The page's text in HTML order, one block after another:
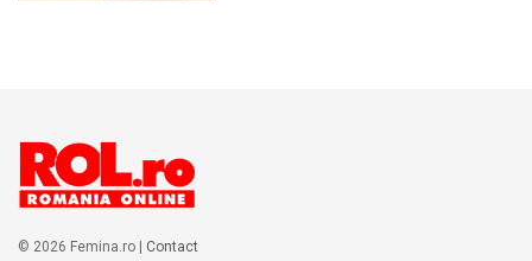
© 2026 Femina.ro | Contact